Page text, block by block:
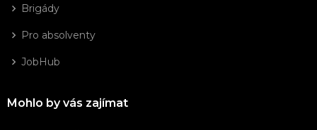
Brigády
Pro absolventy
JobHub
Mohlo by vás zajímat